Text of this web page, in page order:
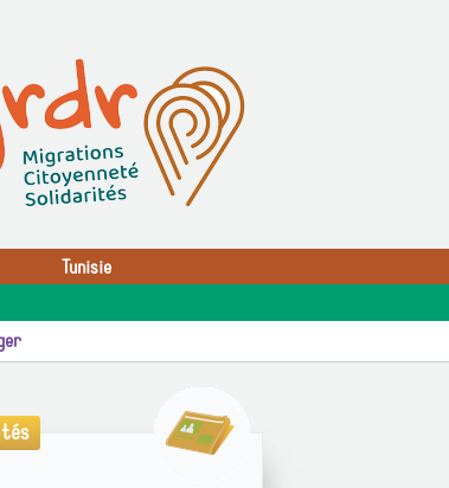
Tunisie